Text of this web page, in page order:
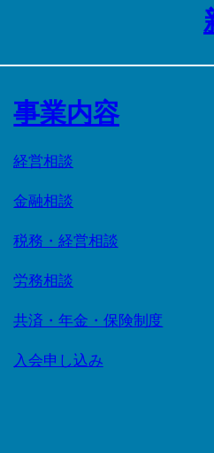
事業内容
経営相談
金融相談
税務・経営相談
労務相談
共済・年金・保険制度
入会申し込み